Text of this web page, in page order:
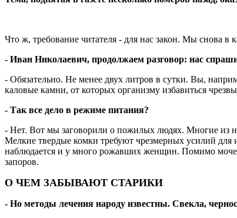
Что ж, требование читателя - для нас закон. Мы снова в
- Иван Николаевич, продолжаем разговор: нас
- Обязательно. Не менее двух литров в сутки. Вы,
каловые камни, от которых организму избавиться
- Так все дело в режиме питания?
- Нет. Вот мы заговорили о пожилых людях. Многие из
Мелкие твердые комки требуют чрезмерных усилий
наблюдается и у много рожавших женщин. Помимо
запоров.
О ЧЕМ ЗАБЫВАЮТ СТАРИКИ
- Но методы лечения народу известны. Свекла,